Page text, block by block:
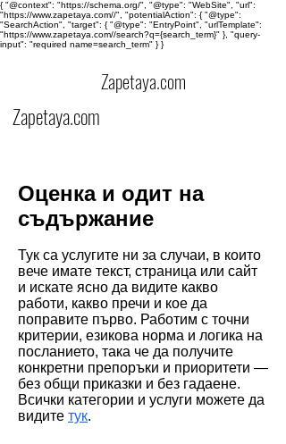
{ "@context": "https://schema.org/", "@type": "WebSite", "url":
"https://www.zapetaya.com//", "potentialAction": { "@type":
"SearchAction", "target": { "@type": "EntryPoint", "urlTemplate":
"https://www.zapetaya.com//search?q={search_term}" }, "query-
input": "required name=search_term" } }
Zapetaya.com
Zapetaya.com
Оценка и одит на
съдържание
Тук са услугите ни за случаи, в които
вече имате текст, страница или сайт
и искате ясно да видите какво
работи, какво пречи и кое да
поправите първо. Работим с точни
критерии, езикова норма и логика на
посланието, така че да получите
конкретни препоръки и приоритети —
без общи приказки и без гадаене.
Всички категории и услуги можете да
видите тук.